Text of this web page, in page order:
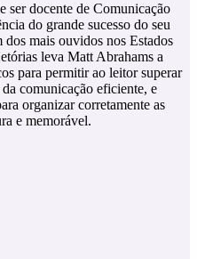
ser docente de Comunicação
do grande sucesso do seu
mais ouvidos nos Estados
leva Matt Abrahams a
para permitir ao leitor superar
comunicação eficiente, e
organizar corretamente as
e memorável.